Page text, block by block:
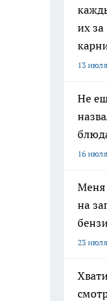
их
13 июля
Не
16 июля
Меня
на
23 июля